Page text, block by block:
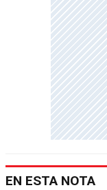
EN ESTA NOTA